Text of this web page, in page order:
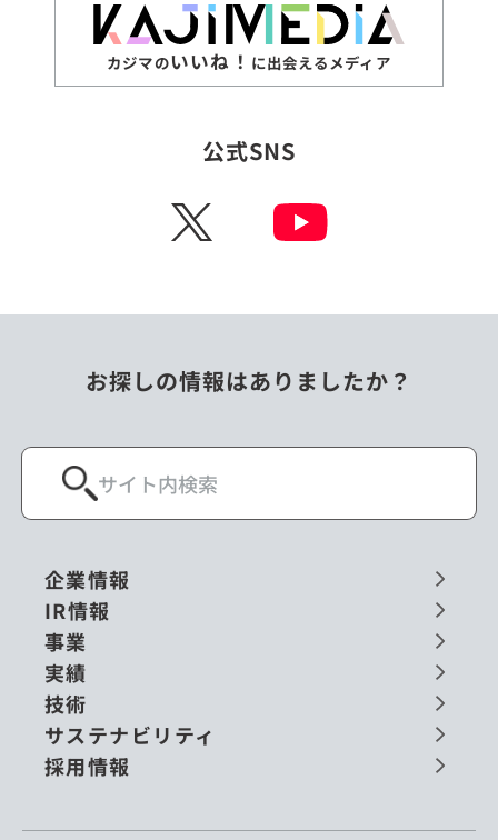
カジマのいいね！ に出会えるメディア
公式SNS
X
お探しの情報はありましたか？
企業情報
IR情報
事業
実績
技術
サステナビリティ
採用情報